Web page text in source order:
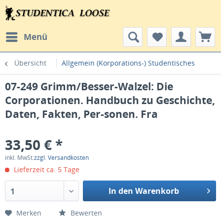
Menü
Übersicht Allgemein (Korporations-) Studentisches
07-249 Grimm/Besser-Walzel: Die
Corporationen. Handbuch zu Geschichte,
Daten, Fakten, Per-sonen. Fra
33,50 € *
inkl. MwSt.zzgl. Versandkosten
Lieferzeit ca. 5 Tage
1 In den Warenkorb
Merken Bewerten